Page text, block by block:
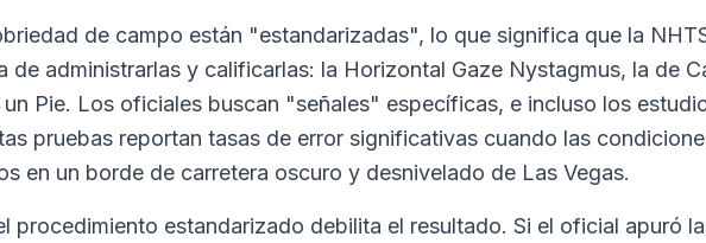
de campo están "estandarizadas", lo que significa que la
de administrarlas y calificarlas: la Horizontal Gaze Nystagmus, la de
un Pie. Los oficiales buscan "señales" específicas, e incluso los
pruebas reportan tasas de error significativas cuando las
en un borde de carretera oscuro y desnivelado de Las Vegas.
procedimiento estandarizado debilita el resultado. Si el oficial apuró